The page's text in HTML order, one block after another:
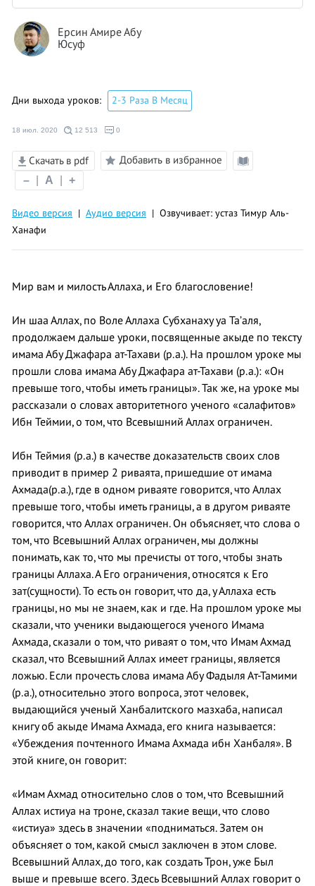
Ерсин Амире Абу
Юсуф
Дни выхода уроков: 2-3 Раза В Месяц
18 июл. 2020 12 513 0
Скачать в pdf
Добавить в избранное
– A +
Видео версия | Аудио версия | Озвучивает: устаз Тимур Аль-
Ханафи
Мир вам и милость Аллаха, и Его благословение!
Ин шаа Аллах, по Воле Аллаха Субханаху уа Та’аля,
продолжаем дальше уроки, посвященные акыде по тексту
имама Абу Джафара ат-Тахави (р.а.). На прошлом уроке мы
прошли слова имама Абу Джафара ат-Тахави (р.а.): «Он
превыше того, чтобы иметь границы». Так же, на уроке мы
рассказали о словах авторитетного ученого «салафитов»
Ибн Теймии, о том, что Всевышний Аллах ограничен.
Ибн Теймия (р.а.) в качестве доказательств своих слов
приводит в пример 2 риваята, пришедшие от имама
Ахмада(р.а.), где в одном риваяте говорится, что Аллах
превыше того, чтобы иметь границы, а в другом риваяте
говорится, что Аллах ограничен. Он объясняет, что слова о
том, что Всевышний Аллах ограничен, мы должны
понимать, как то, что мы пречисты от того, чтобы знать
границы Аллаха. А Его ограничения, относятся к Его
зат(сущности). То есть он говорит, что да, у Аллаха есть
границы, но мы не знаем, как и где. На прошлом уроке мы
сказали, что ученики выдающегося ученого Имама
Ахмада, сказали о том, что риваят о том, что Имам Ахмад
сказал, что Всевышний Аллах имеет границы, является
ложью. Если прочесть слова имама Абу Фадыля Ат-Тамими
(р.а.), относительно этого вопроса, этот человек,
выдающийся ученый Ханбалитского мазхаба, написал
книгу об акыде Имама Ахмада, его книга называется:
«Убеждения почтенного Имама Ахмада ибн Ханбаля». В
этой книге, он говорит:
«Имам Ахмад относительно слов о том, что Всевышний
Аллах истиуа на троне, сказал такие вещи, что слово
«истиуа» здесь в значении «подниматься. Затем он
объясняет о том, какой смысл заключен в этом слове.
Всевышний Аллах, до того, как создать Трон, уже Был
выше и превыше всего. Здесь Всевышний Аллах говорит о